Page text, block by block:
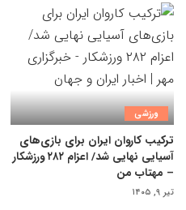
ورزشی
ترکیب کاروان ایران برای بازی‌های
آسیایی نهایی شد/ اعزام ۲۸۲ ورزشکار
– مهتاب من
تیر ۹, ۱۴۰۵